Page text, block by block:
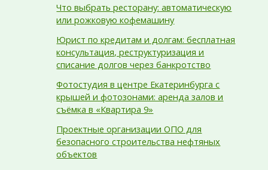
Что выбрать ресторану: автоматическую
или рожковую кофемашину
Юрист по кредитам и долгам: бесплатная
консультация, реструктуризация и
списание долгов через банкротство
Фотостудия в центре Екатеринбурга с
крышей и фотозонами: аренда залов и
съёмка в «Квартира 9»
Проектные организации ОПО для
безопасного строительства нефтяных
объектов